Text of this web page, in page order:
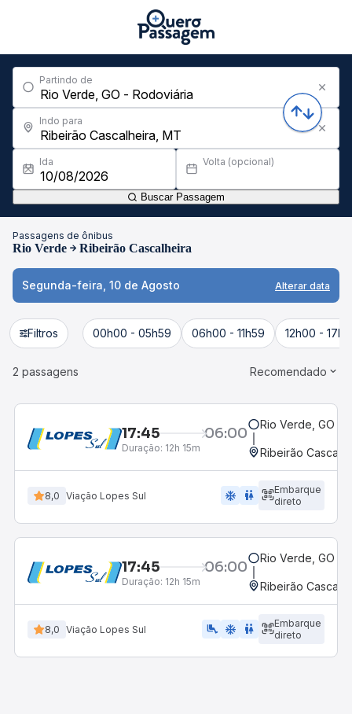
Partindo de
Indo para
Ida Volta (opcional)
Buscar Passagem
Passagens de ônibus
Rio Verde Ribeirão Cascalheira
Segunda-feira, 10 de Agosto Alterar data
Filtros 00h00 - 05h59 06h00 - 11h59 12h00 -
2 passagens Recomendado
17:45 06:00
Duração: 12h 15m
Rio Verde, GO -
Ribeirão
8,0 Viação Lopes Sul ac_unit wc
Embarque
direto
17:45 06:00
Duração: 12h 15m
Rio Verde, GO -
Ribeirão
8,0 Viação Lopes Sul airline_seat_legroom_extra ac_unit wc
Embarque
direto